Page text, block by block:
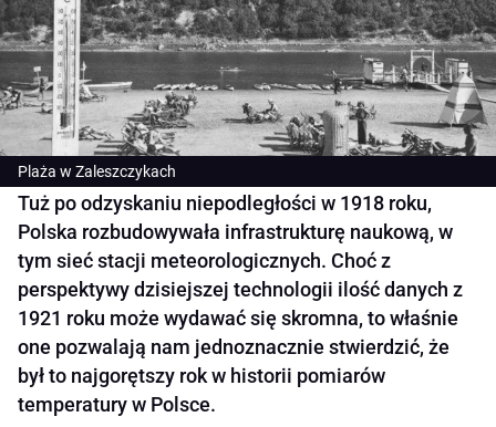
Plaża w Zaleszczykach
Tuż po odzyskaniu niepodległości w 1918 roku,
Polska rozbudowywała infrastrukturę naukową, w
tym sieć stacji meteorologicznych. Choć z
perspektywy dzisiejszej technologii ilość danych z
1921 roku może wydawać się skromna, to właśnie
one pozwalają nam jednoznacznie stwierdzić, że
był to najgorętszy rok w historii pomiarów
temperatury w Polsce.